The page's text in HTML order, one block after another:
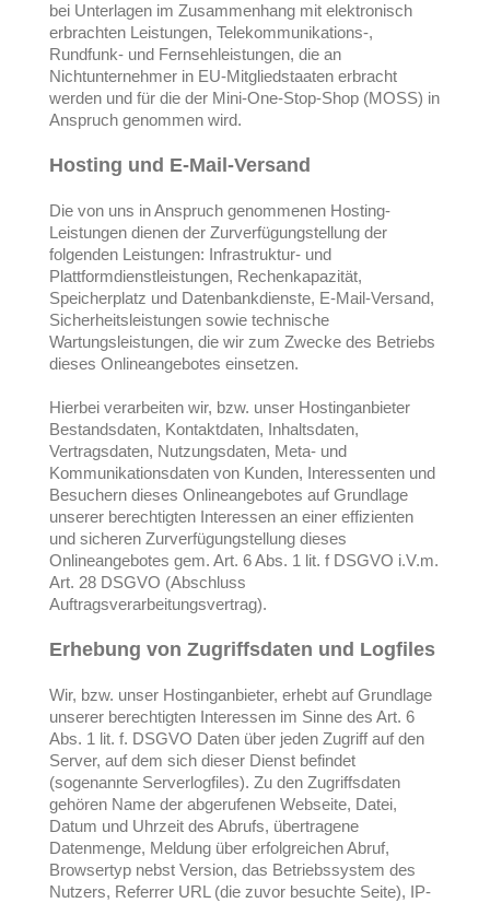
bei Unterlagen im Zusammenhang mit elektronisch
erbrachten Leistungen, Telekommunikations-,
Rundfunk- und Fernsehleistungen, die an
Nichtunternehmer in EU-Mitgliedstaaten erbracht
werden und für die der Mini-One-Stop-Shop (MOSS) in
Anspruch genommen wird.
Hosting und E-Mail-Versand
Die von uns in Anspruch genommenen Hosting-
Leistungen dienen der Zurverfügungstellung der
folgenden Leistungen: Infrastruktur- und
Plattformdienstleistungen, Rechenkapazität,
Speicherplatz und Datenbankdienste, E-Mail-Versand,
Sicherheitsleistungen sowie technische
Wartungsleistungen, die wir zum Zwecke des Betriebs
dieses Onlineangebotes einsetzen.
Hierbei verarbeiten wir, bzw. unser Hostinganbieter
Bestandsdaten, Kontaktdaten, Inhaltsdaten,
Vertragsdaten, Nutzungsdaten, Meta- und
Kommunikationsdaten von Kunden, Interessenten und
Besuchern dieses Onlineangebotes auf Grundlage
unserer berechtigten Interessen an einer effizienten
und sicheren Zurverfügungstellung dieses
Onlineangebotes gem. Art. 6 Abs. 1 lit. f DSGVO i.V.m.
Art. 28 DSGVO (Abschluss
Auftragsverarbeitungsvertrag).
Erhebung von Zugriffsdaten und Logfiles
Wir, bzw. unser Hostinganbieter, erhebt auf Grundlage
unserer berechtigten Interessen im Sinne des Art. 6
Abs. 1 lit. f. DSGVO Daten über jeden Zugriff auf den
Server, auf dem sich dieser Dienst befindet
(sogenannte Serverlogfiles). Zu den Zugriffsdaten
gehören Name der abgerufenen Webseite, Datei,
Datum und Uhrzeit des Abrufs, übertragene
Datenmenge, Meldung über erfolgreichen Abruf,
Browsertyp nebst Version, das Betriebssystem des
Nutzers, Referrer URL (die zuvor besuchte Seite), IP-